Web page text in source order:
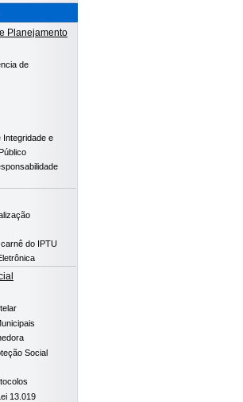
Planejamento
de
Integridade e
do IPTU
Social
13.019